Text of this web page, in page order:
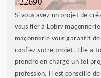
Si vous avez un projet de
vous fier à Lobry
maçonnerie vous garantit
confiez votre projet. Elle a
prendre en charge un tel
profession. Il est conseillé